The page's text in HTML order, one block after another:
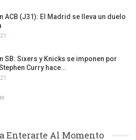
ACB (J31): El Madrid se lleva un duelo
SB: Sixers y Knicks se imponen por
Curry hace…
Enterarte Al Momento